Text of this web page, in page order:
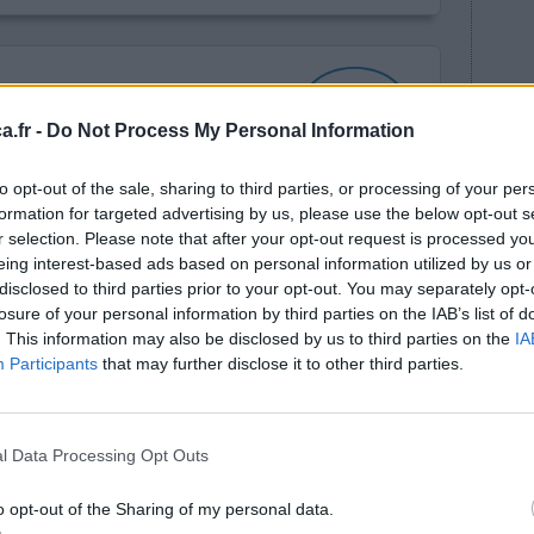
- Do Not Process My Personal Information
opt-out of the sale, sharing to third parties, or processing of your
for targeted advertising by us, please use the below opt-out
selection. Please note that after your opt-out request is processed
interest-based ads based on personal information utilized by us
to third parties prior to your opt-out. You may separately
of your personal information by third parties on the IAB’s list of
This information may also be disclosed by us to third parties on the
Participants that may further disclose it to other third parties.
Data Processing Opt Outs
opt-out of the Sharing of my personal data.
Efficacité
Quantité effets
secondaires
et les
),
d'une
soit de
ne sait pas vraiment). J'avais des
de dormir, grattage e...lire la suite